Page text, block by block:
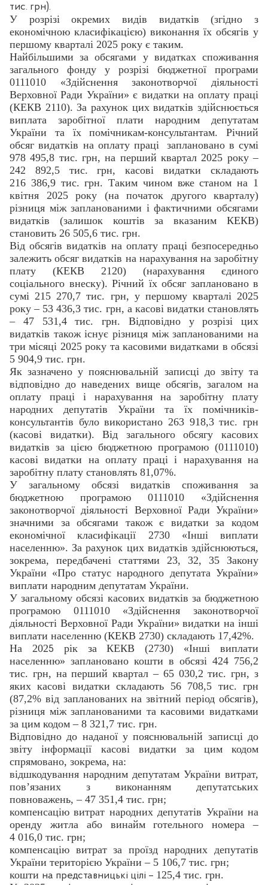
тис. грн).
У розрізі окремих видів видатків (згідно з
економічною класифікацією) виконання їх обсягів у
першому кварталі 2025 року є таким.
Найбільшими за обсягами у видатках споживання
загального фонду у розрізі бюджетної програми
0111010 «Здійснення законотворчої діяльності
Верховної Ради України» є видатки на оплату праці
(КЕКВ 2110). За рахунок цих видатків здійснюється
виплата заробітної плати народним депутатам
України та їх помічникам-консультантам. Річний
обсяг видатків на оплату праці
заплановано в сумі
978 495,8 тис. грн, на перший квартал 2025 року –
242 892,5 тис. грн, касові видатки складають
216 386,9 тис. грн. Таким чином вже станом на 1
квітня 2025 року (на початок другого кварталу)
різниця між запланованими і фактичними обсягами
видатків (залишок коштів за вказаним КЕКВ)
становить 26 505,6 тис. грн.
Від обсягів видатків на оплату праці безпосередньо
залежить обсяг видатків на нарахування на заробітну
плату (КЕКВ 2120) (нарахування єдиного
соціального внеску). Річний їх обсяг заплановано в
сумі 215 270,7 тис. грн, у першому кварталі 2025
року – 53 436,3 тис. грн, а касові видатки становлять
– 47 531,4 тис. грн. Відповідно у розрізі цих
видатків також існує різниця між запланованими на
три місяці 2025 року та касовими видатками в обсязі
5 904,9 тис. грн.
Як зазначено у пояснювальній записці до звіту та
відповідно до наведених вище обсягів, загалом на
оплату праці і нарахування на заробітну плату
народних депутатів України та їх помічників-
консультантів було використано 263 918,3 тис. грн
(касові видатки). Від загального обсягу касових
видатків за цією бюджетною програмою (0111010)
касові видатки на оплату праці і нарахування на
заробітну плату становлять 81,07%.
У загальному обсязі видатків споживання за
бюджетною програмою 0111010 «Здійснення
законотворчої діяльності Верховної Ради України»
значними за обсягами також є видатки за кодом
економічної класифікації 2730 «Інші виплати
населенню». За рахунок цих видатків здійснюються,
зокрема, передбачені статтями 23, 32, 35 Закону
України «Про статус народного депутата України»
виплати народним депутатам України.
У загальному обсязі касових видатків за бюджетною
програмою 0111010 «Здійснення законотворчої
діяльності Верховної Ради України» видатки на інші
виплати населенню (КЕКВ 2730) складають 17,42%.
На 2025 рік за КЕКВ (2730) «Інші виплати
населенню» заплановано кошти в обсязі 424 756,2
тис. грн, на перший квартал – 65 030,2 тис. грн, з
яких касові видатки складають 56 708,5 тис. грн
(87,2% від запланованих на звітний період обсягів),
різниця між запланованими та касовими видатками
за цим кодом – 8 321,7 тис. грн.
Відповідно до наданої у пояснювальній записці до
звіту інформації касові видатки за цим кодом
спрямовано, зокрема, на:
відшкодування народним депутатам України витрат,
пов’язаних з виконанням депутатських
повноважень, – 47 351,4 тис. грн;
компенсацію витрат народних депутатів України на
оренду житла або винайм готельного номера –
4 016,0 тис. грн;
компенсацію витрат за проїзд народних депутатів
України територією України – 5 106,7 тис. грн;
кошти на представницькі цілі – 125,4 тис. грн.